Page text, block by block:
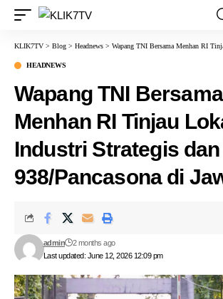
KLIK7TV > Blog > Headnews > Wapang TNI Bersama Menhan RI Tinjau Lokasi Industri
HEADNEWS
Wapang TNI Bersama
Menhan RI Tinjau
Industri Strategis dan
938/Pancasona di
Last updated: June 12, 2026 12:09 pm
admin 2 months ago